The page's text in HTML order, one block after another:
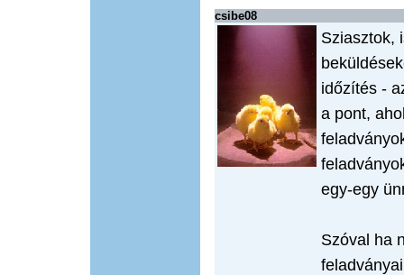
csibe08
Sziasztok,
időzítés -
a pont,
egy-egy
Szóval ha